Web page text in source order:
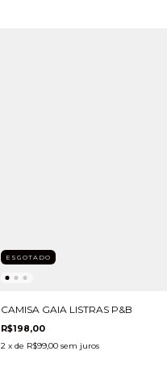
ESGOTADO
CAMISA GAIA LISTRAS P&B
R$198,00
2 x de R$99,00 sem juros